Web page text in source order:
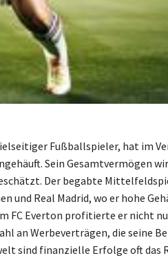
Fußballspieler, hat im
Sein Gesamtvermögen
Der begabte
und Real Madrid, wo er hohe
FC Everton profitierte er nicht
an Werbeverträgen, die seine
sind finanzielle Erfolge oft das